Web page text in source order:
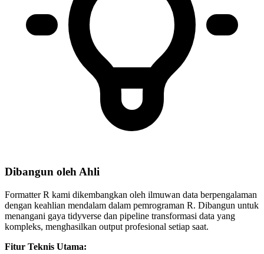
Dibangun oleh Ahli
Formatter R kami dikembangkan oleh ilmuwan data berpengalaman
dengan keahlian mendalam dalam pemrograman R. Dibangun untuk
menangani gaya tidyverse dan pipeline transformasi data yang
kompleks, menghasilkan output profesional setiap saat.
Fitur Teknis Utama: